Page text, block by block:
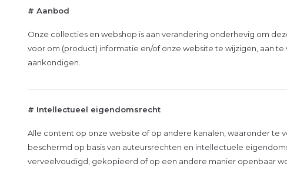
# Aanbod
Onze collecties en webshop is aan verandering onderhevig om
voor om (product) informatie en/of onze website te wijzigen, aan
aankondigen.
# Intellectueel eigendomsrecht
Alle content op onze website of op andere kanalen, waaronder te
beschermd op basis van auteursrechten en intellectuele
verveelvoudigd, gekopieerd of op een andere manier openbaar